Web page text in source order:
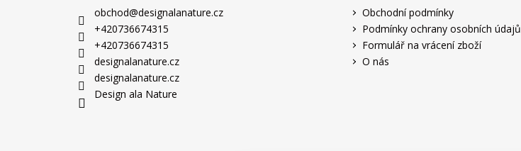
obchod@designalanature.cz
+420736674315
+420736674315
designalanature.cz
designalanature.cz
Design ala Nature
Obchodní podmínky
Podmínky ochrany osobních údajů
Formulář na vrácení zboží
O nás